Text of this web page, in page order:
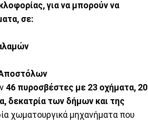
για να μπορούν να
σε:
46 πυροσβέστες με 23 οχήματα, 20
δεκατρία των δήμων και της
χωματουργικά μηχανήματα που